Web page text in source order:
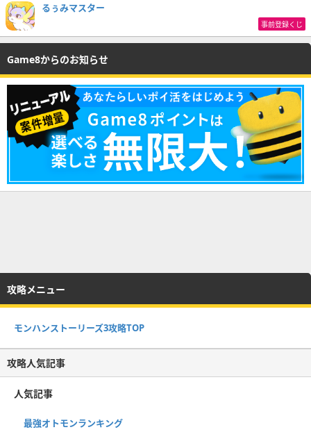
るぅみマスター
事前登録くじ
Game8からのお知らせ
攻略メニュー
モンハンストーリーズ3攻略TOP
攻略人気記事
人気記事
最強オトモンランキング